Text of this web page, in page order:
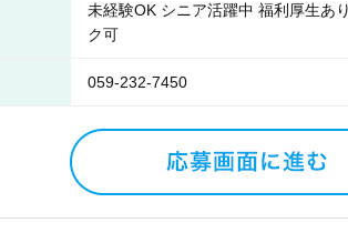
未経験OK シニア活躍中 福利厚生あ
ク可
059-232-7450